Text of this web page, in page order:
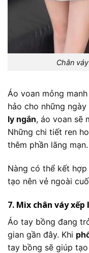
Chân
Áo voan mỏng
hảo cho những ngày
ly ngắn, áo voan sẽ
Những chi tiết ren
thêm phần lãng mạn.
Nàng có thể kết
tạo nên vẻ ngoài
7. Mix chân váy
Áo tay bồng đang
gian gần đây. Khi
tay bồng sẽ giúp